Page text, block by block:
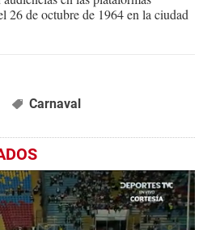
26 de octubre de 1964 en la ciudad
Carnaval